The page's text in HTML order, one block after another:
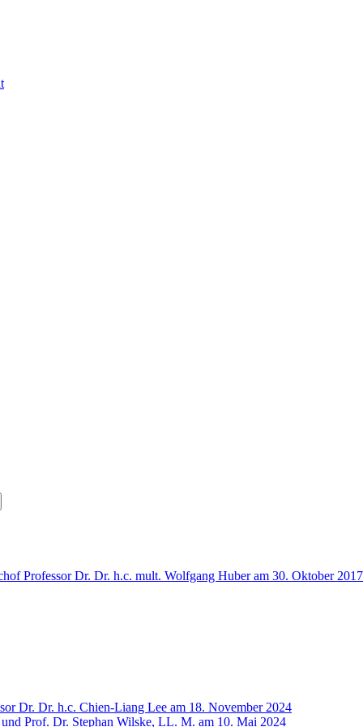
Professor Dr. Dr. h.c. mult. Wolfgang Huber am 30. Oktober 2017
Dr. Dr. h.c. Chien-Liang Lee am 18. November 2024
Prof. Dr. Stephan Wilske, LL. M. am 10. Mai 2024